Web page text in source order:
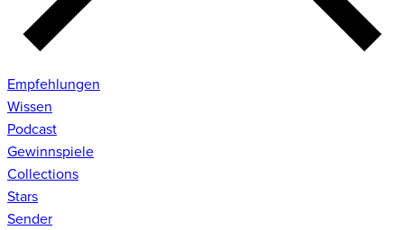
Empfehlungen
Wissen
Podcast
Gewinnspiele
Collections
Stars
Sender